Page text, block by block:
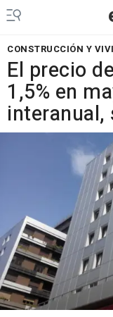
CONSTRUCCIÓN Y
El precio
1,5% en
interanual,